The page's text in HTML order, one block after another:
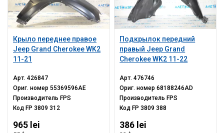
Крыло переднее правое
Jeep Grand Cherokee WK2
11-21
Арт.426847
Ориг. номер55369596AE
Производитель FPS
Код FP 3809 312
965 lei
Подкрылок передний
правый Jeep Grand
Cherokee WK2 11-22
Арт.476746
Ориг. номер68188246AD
Производитель FPS
Код FP 3809 388
386 lei